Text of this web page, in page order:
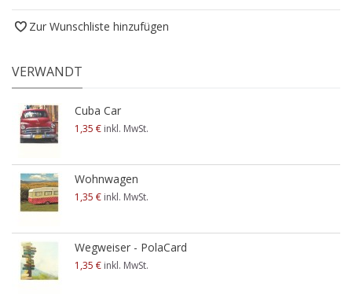
Zur Wunschliste hinzufügen
VERWANDT
Cuba Car
1,35 € inkl. MwSt.
Wohnwagen
1,35 € inkl. MwSt.
Wegweiser - PolaCard
1,35 € inkl. MwSt.